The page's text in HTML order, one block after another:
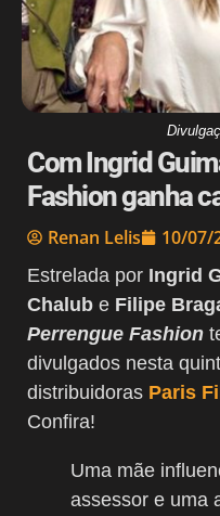
Com Ingrid
Fashion ganha
Renan Lelis 10/07/
Estrelada por Ingrid
Chalub e Filipe
Perrengue Fashion
divulgados nesta
distribuidoras Paris
Confira!
Uma mãe
assessor e uma